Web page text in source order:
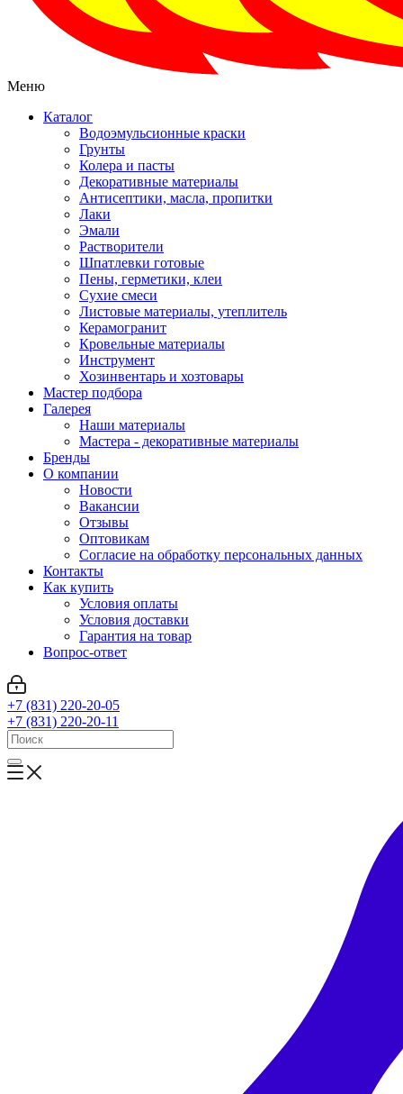
Меню
Каталог
Водоэмульсионные краски
Грунты
Колера и пасты
Декоративные материалы
Антисептики, масла, пропитки
Лаки
Эмали
Растворители
Шпатлевки готовые
Пены, герметики, клеи
Сухие смеси
Листовые материалы, утеплитель
Керамогранит
Кровельные материалы
Инструмент
Хозинвентарь и хозтовары
Мастер подбора
Галерея
Наши материалы
Мастера - декоративные материалы
Бренды
О компании
Новости
Вакансии
Отзывы
Оптовикам
Cогласие на обработку персональных данных
Контакты
Как купить
Условия оплаты
Условия доставки
Гарантия на товар
Вопрос-ответ
+7 (831) 220-20-05
+7 (831) 220-20-11